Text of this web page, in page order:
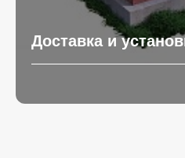
Доставка и